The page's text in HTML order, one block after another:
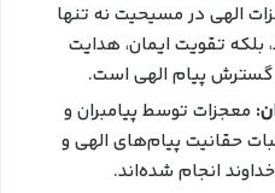
الهی در مسیحیت نه تنها
بلکه تقویت ایمان، هدایت
پیام الهی است.
معجزات توسط پیامبران و
حقانیت پیام‌های الهی و
انجام شده‌اند.